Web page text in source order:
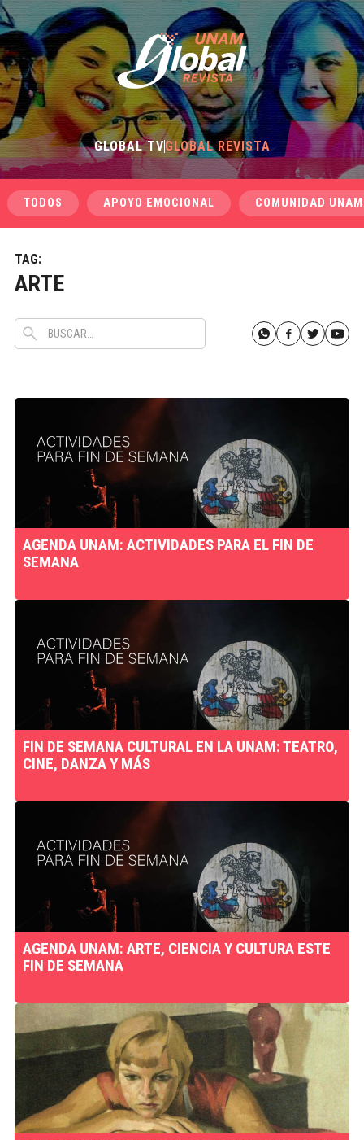
GLOBAL TVGLOBAL REVISTA
TODOS APOYO EMOCIONAL COMUNIDAD UNAM
TAG:
ARTE
AGENDA UNAM: ACTIVIDADES PARA EL FIN DE
SEMANA
FIN DE SEMANA CULTURAL EN LA UNAM: TEATRO,
CINE, DANZA Y MÁS
AGENDA UNAM: ARTE, CIENCIA Y CULTURA ESTE
FIN DE SEMANA